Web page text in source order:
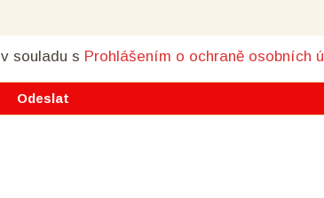
v souladu s Prohlášením o ochraně osobních